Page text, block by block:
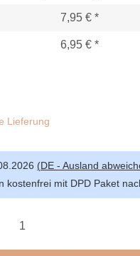
7,95 €*
6,95 €*
Lieferung
(DE - Ausland
kostenfrei mit DPD Paket